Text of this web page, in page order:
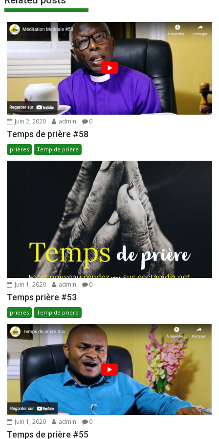
Juin 2, 2020 admin 0
Temps de prière #58
prières Temp de prière
Juin 1, 2020 admin 0
Temps prière #53
prières Temp de prière
Juin 1, 2020 admin 0
Temps de prière #55